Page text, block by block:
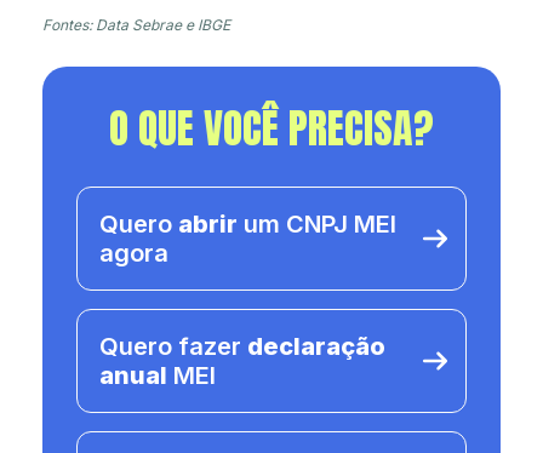
Fontes: Data Sebrae e IBGE
O QUE VOCÊ PRECISA?
Quero abrir um CNPJ MEI
agora
Quero fazer declaração
anual MEI